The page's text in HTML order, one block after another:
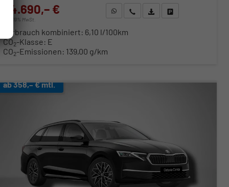
34.690,– €
incl. 19% MwSt.
WhatsApp anfragen
Wir rufen Sie anFahrzeugexposé (PDF)
Fahrzeug parken
Verbrauch kombiniert: 6,10 l/100km
CO2-Klasse: E
CO2-Emissionen: 139,00 g/km
ab 358,– € mtl.